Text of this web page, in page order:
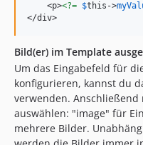
    <p>
<?= $this ->
</div>
Bild(er) im Template
Um das Eingabefeld für
konfigurieren, kannst du
verwenden. Anschließend
auswählen: "image" für
mehrere Bilder.